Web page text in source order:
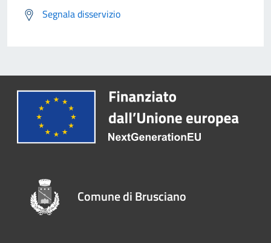
Segnala disservizio
Comune di Brusciano